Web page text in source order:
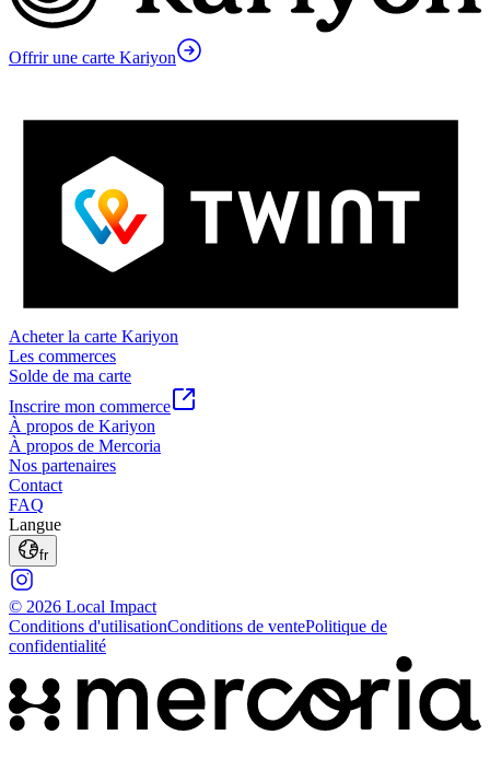
Offrir une carte Kariyon
Acheter la carte Kariyon
Les commerces
Solde de ma carte
Inscrire mon commerce
À propos de Kariyon
À propos de Mercoria
Nos partenaires
Contact
FAQ
Langue
fr
© 2026 Local Impact
Conditions d'utilisationConditions de ventePolitique de
confidentialité